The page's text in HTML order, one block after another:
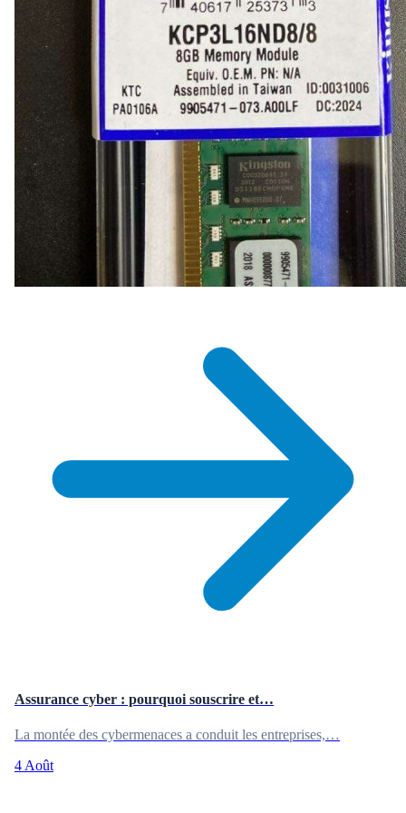
Assurance cyber : pourquoi souscrire et…
La montée des cybermenaces a conduit les entreprises,…
4 Août